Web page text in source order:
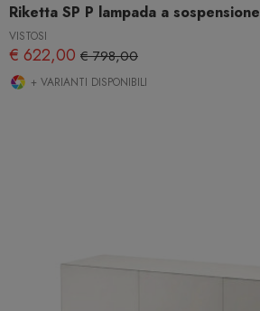
Riketta SP P lampada a sospensione
VISTOSI
€ 622,00 € 798,00
+ VARIANTI DISPONIBILI